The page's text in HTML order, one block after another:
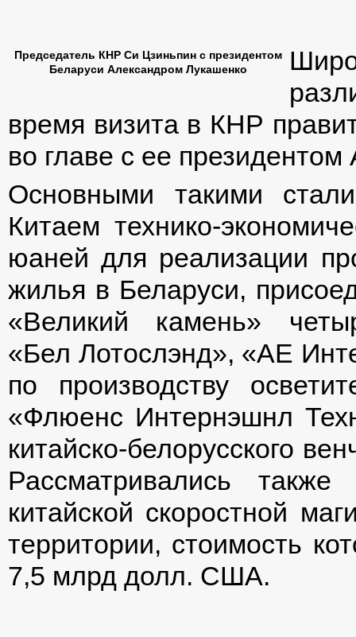
Председатель КНР Си Цзиньпин с президентом
Беларуси Александром Лукашенко
время визита в КНР
во главе с ее
Основными такими
Китаем технико-
юаней для реализации
жилья в Беларуси,
«Великий камень»
«Бел Лотослэнд», «АЕ
по производству
«Флюенс Интернэшнл
китайско-белорусского
Рассматривались также
китайской скоростной
территории, стоимость
7,5 млрд долл. США.